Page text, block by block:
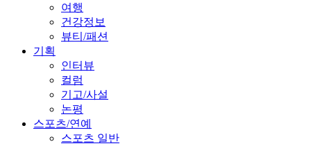
여행
건강정보
뷰티/패션
기획
인터뷰
컬럼
기고/사설
논평
스포츠/연예
스포츠 일반